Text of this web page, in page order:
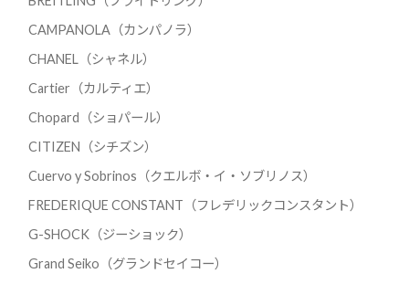
CAMPANOLA（カンパノラ）
CHANEL（シャネル）
Cartier（カルティエ）
Chopard（ショパール）
CITIZEN（シチズン）
Cuervo y Sobrinos（クエルボ・イ・ソブリノス）
FREDERIQUE CONSTANT（フレデリックコンスタント）
G-SHOCK（ジーショック）
Grand Seiko（グランドセイコー）